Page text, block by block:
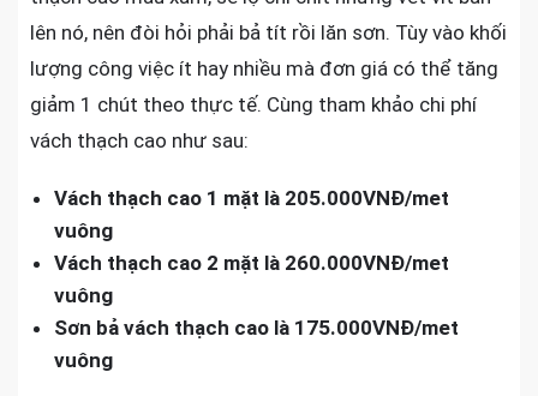
lên nó, nên đòi hỏi phải bả tít rồi lăn sơn. Tùy vào khối
lượng công việc ít hay nhiều mà đơn giá có thể tăng
giảm 1 chút theo thực tế. Cùng tham khảo chi phí
vách thạch cao như sau:
Vách thạch cao 1 mặt là 205.000VNĐ/met
vuông
Vách thạch cao 2 mặt là 260.000VNĐ/met
vuông
Sơn bả vách thạch cao là 175.000VNĐ/met
vuông